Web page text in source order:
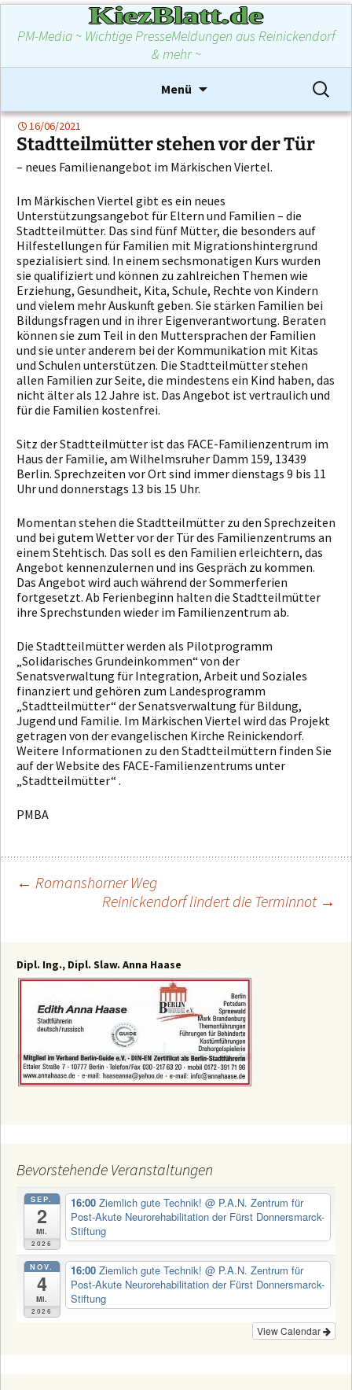
KiezBlatt.de
PM-Media ~ Wichtige PresseMeldungen aus Reinickendorf
& mehr ~
Menü
springen
Suchen
nach:
16/06/2021
Stadtteilmütter stehen vor der Tür
– neues Familienangebot im Märkischen Viertel.
Im Märkischen Viertel gibt es ein neues
Unterstützungsangebot für Eltern und Familien – die
Stadtteilmütter. Das sind fünf Mütter, die besonders auf
Hilfestellungen für Familien mit Migrationshintergrund
spezialisiert sind. In einem sechsmonatigen Kurs wurden
sie qualifiziert und können zu zahlreichen Themen wie
Erziehung, Gesundheit, Kita, Schule, Rechte von Kindern
und vielem mehr Auskunft geben. Sie stärken Familien bei
Bildungsfragen und in ihrer Eigenverantwortung. Beraten
können sie zum Teil in den Muttersprachen der Familien
und sie unter anderem bei der Kommunikation mit Kitas
und Schulen unterstützen. Die Stadtteilmütter stehen
allen Familien zur Seite, die mindestens ein Kind haben, das
nicht älter als 12 Jahre ist. Das Angebot ist vertraulich und
für die Familien kostenfrei.
Sitz der Stadtteilmütter ist das FACE-Familienzentrum im
Haus der Familie, am Wilhelmsruher Damm 159, 13439
Berlin. Sprechzeiten vor Ort sind immer dienstags 9 bis 11
Uhr und donnerstags 13 bis 15 Uhr.
Momentan stehen die Stadtteilmütter zu den Sprechzeiten
und bei gutem Wetter vor der Tür des Familienzentrums an
einem Stehtisch. Das soll es den Familien erleichtern, das
Angebot kennenzulernen und ins Gespräch zu kommen.
Das Angebot wird auch während der Sommerferien
fortgesetzt. Ab Ferienbeginn halten die Stadtteilmütter
ihre Sprechstunden wieder im Familienzentrum ab.
Die Stadtteilmütter werden als Pilotprogramm
„Solidarisches Grundeinkommen“ von der
Senatsverwaltung für Integration, Arbeit und Soziales
finanziert und gehören zum Landesprogramm
„Stadtteilmütter“ der Senatsverwaltung für Bildung,
Jugend und Familie. Im Märkischen Viertel wird das Projekt
getragen von der evangelischen Kirche Reinickendorf.
Weitere Informationen zu den Stadtteilmüttern finden Sie
auf der Website des FACE-Familienzentrums unter
„Stadtteilmütter“ .
PMBA
← Romanshorner Weg
Reinickendorf lindert die Terminnot →
Dipl. Ing., Dipl. Slaw. Anna Haase
Bevorstehende Veranstaltungen
SEP.
2
Mi.
2026
16:00 Ziemlich gute Technik! @ P.A.N. Zentrum für
Post-Akute Neurorehabilitation der Fürst Donnersmarck-
Stiftung
NOV.
4
Mi.
2026
16:00 Ziemlich gute Technik! @ P.A.N. Zentrum für
Post-Akute Neurorehabilitation der Fürst Donnersmarck-
Stiftung
View Calendar